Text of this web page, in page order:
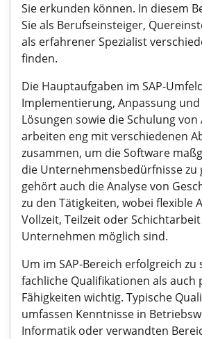
Sie erkunden können. In diesem
Sie als Berufseinsteiger,
als erfahrener Spezialist
finden.
Die Hauptaufgaben im SAP-
Implementierung, Anpassung und
Lösungen sowie die Schulung von
arbeiten eng mit verschiedenen
zusammen, um die Software
die Unternehmensbedürfnisse zu
gehört auch die Analyse von
zu den Tätigkeiten, wobei flexible
Vollzeit, Teilzeit oder
Unternehmen möglich sind.
Um im SAP-Bereich erfolgreich zu
fachliche Qualifikationen als auch
Fähigkeiten wichtig. Typische
umfassen Kenntnisse in
Informatik oder verwandten